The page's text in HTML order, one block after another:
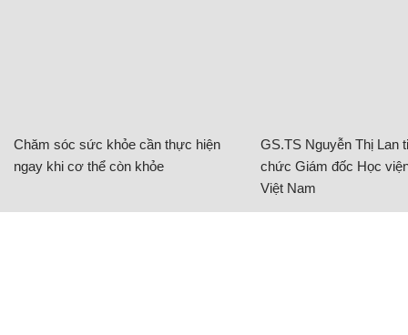
Chăm sóc sức khỏe cần thực hiện
ngay khi cơ thể còn khỏe
GS.TS Nguyễn Thị Lan
chức Giám đốc Học
Việt Nam